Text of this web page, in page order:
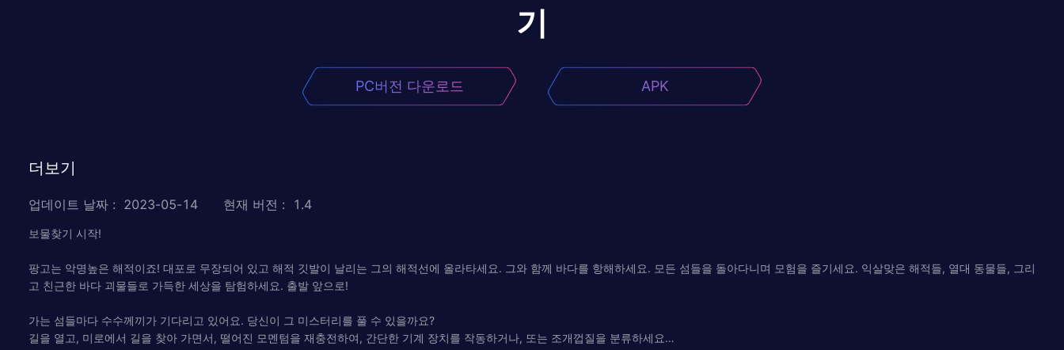
기
PC버전 다운로드 APK
더보기
업데이트 날짜 : 2023-05-14 현재 버전 : 1.4
보물찾기 시작!
팡고는 악명높은 해적이죠! 대포로 무장되어 있고 해적 깃발이 날리는 그의 해적선에 올라타세요. 그와 함께 바다를 항해하세요. 모든 섬들을 돌아다니며 모험을 즐기세요. 익살맞은 해적들, 열대 동물들, 그리
고 친근한 바다 괴물들로 가득한 세상을 탐험하세요. 출발 앞으로!
가는 섬들마다 수수께끼가 기다리고 있어요. 당신이 그 미스터리를 풀 수 있을까요?
길을 열고, 미로에서 길을 찾아 가면서, 떨어진 모멘텀을 재충전하여, 간단한 기계 장치를 작동하거나, 또는 조개껍질을 분류하세요…